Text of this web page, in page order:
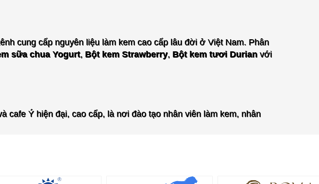
cung cấp nguyên liệu làm kem cao cấp lâu đời ở Việt Nam. Phân
sữa chua Yogurt, Bột kem Strawberry, Bột kem tươi Durian với
cafe Ý hiện đại, cao cấp, là nơi đào tạo nhân viên làm kem, nhân